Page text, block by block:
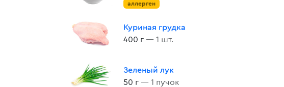
аллерген
Куриная грудка
400 г — 1 шт.
Зеленый лук
50 г — 1 пучок